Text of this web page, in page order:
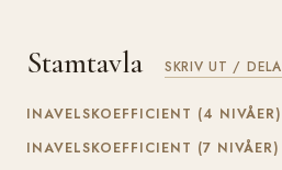
Stamtavla SKRIV UT / DELA
INAVELSKOEFFICIENT (4 NIVÅER)
INAVELSKOEFFICIENT (7 NIVÅER)